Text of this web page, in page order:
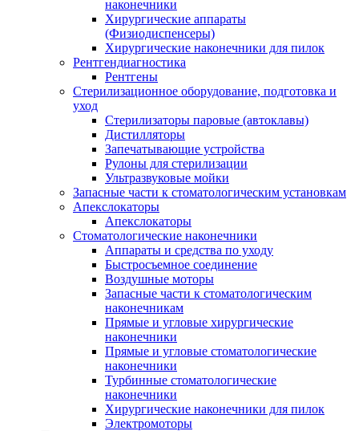
наконечники
Хирургические аппараты
(Физиодиспенсеры)
Хирургические наконечники для пилок
Рентгендиагностика
Рентгены
Стерилизационное оборудование, подготовка и
уход
Стерилизаторы паровые (автоклавы)
Дистилляторы
Запечатывающие устройства
Рулоны для стерилизации
Ультразвуковые мойки
Запасные части к стоматологическим установкам
Апекслокаторы
Апекслокаторы
Стоматологические наконечники
Аппараты и средства по уходу
Быстросъемное соединение
Воздушные моторы
Запасные части к стоматологическим
наконечникам
Прямые и угловые хирургические
наконечники
Прямые и угловые стоматологические
наконечники
Турбинные стоматологические
наконечники
Хирургические наконечники для пилок
Электромоторы